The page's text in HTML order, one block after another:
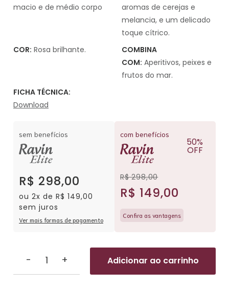
COR: Rosa brilhante.
aromas de cerejas e
melancia, e um delicado
toque cítrico.
macio e de médio corpo
COMBINA
COM: Aperitivos, peixes e
frutos do mar.
FICHA TÉCNICA:
Download
sem benefícios
R$ 298,00
ou 2x de R$ 149,00
sem juros
Ver mais formas de pagamento
com benefícios
R$ 298,00
R$ 149,00
50%
OFF
Confira as vantagens
- + Adicionar ao carrinho